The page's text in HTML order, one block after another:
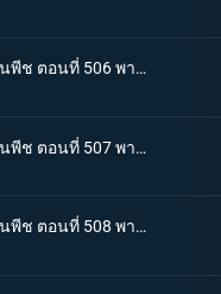
One piece วันพีช ตอนที่ 506 พากย์ไทย กลุ่มหมวกฟางตกตะลึง! ข่าวร้ายที่มาเยือน
One piece วันพีช ตอนที่ 507 พากย์ไทย พบราชานรกเรย์ลี่อีกครั้ง ได้เวลาลูฟี่ตัดสินใจ
One piece วันพีช ตอนที่ 508 พากย์ไทย กลับไปหากัปตัน การหนีจากเกาะท้องฟ้าและคดีที่เกาะฤดูหนาว